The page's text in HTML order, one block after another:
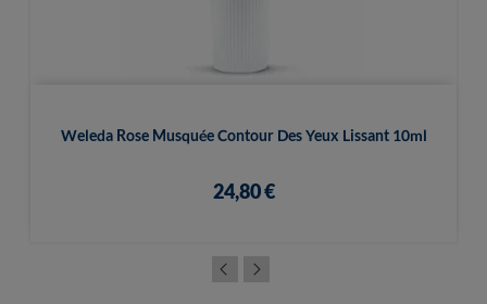
Weleda Rose Musquée Contour Des Yeux Lissant 10ml
24,80 €